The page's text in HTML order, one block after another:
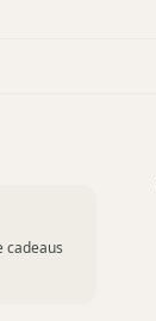
cadeaus